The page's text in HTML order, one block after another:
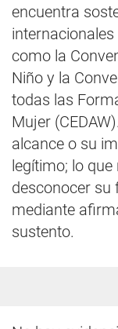
encuentra
como la
Niño y la
todas las
Mujer
alcance o su
legítimo; lo
desconocer su
mediante
sustento.